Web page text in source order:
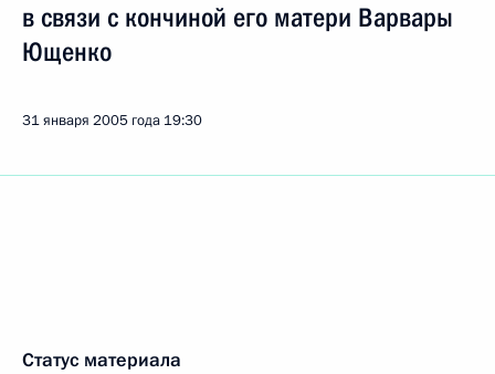
в связи с кончиной его матери Варвары
Ющенко
31 января 2005 года 19:30
Статус материала